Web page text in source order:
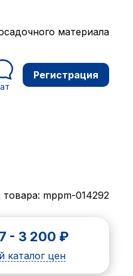
материала
Регистрация
товара: mppm-014292
- 3 200 ₽
каталог цен